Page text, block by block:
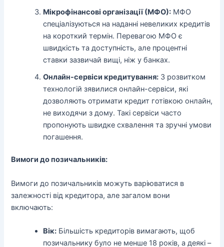
Мікрофінансові організації (МФО): МФО
спеціалізуються на наданні невеликих кредитів
на короткий термін. Перевагою МФО є
швидкість та доступність, але процентні
ставки зазвичай вищі, ніж у банках.
Онлайн-сервіси кредитування: З розвитком
технологій зявилися онлайн-сервіси, які
дозволяють отримати кредит готівкою онлайн,
не виходячи з дому. Такі сервіси часто
пропонують швидке схвалення та зручні умови
погашення.
Вимоги до позичальників:
Вимоги до позичальників можуть варіюватися в
залежності від кредитора, але загалом вони
включають:
Вік: Більшість кредиторів вимагають, щоб
позичальнику було не менше 18 років, а деякі –